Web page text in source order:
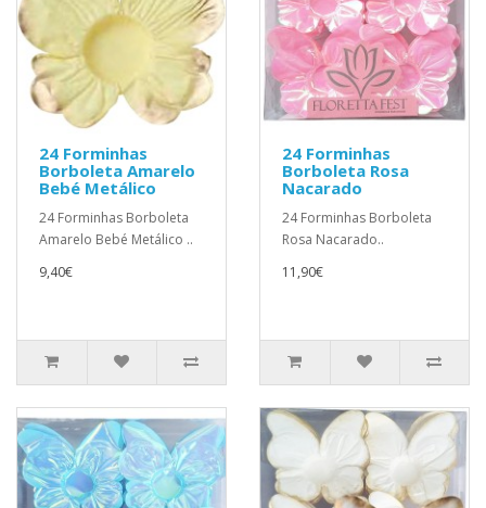
24 Forminhas
Borboleta Amarelo
Bebé Metálico
24 Forminhas Borboleta
Amarelo Bebé Metálico ..
9,40€
24 Forminhas
Borboleta Rosa
Nacarado
24 Forminhas Borboleta
Rosa Nacarado..
11,90€